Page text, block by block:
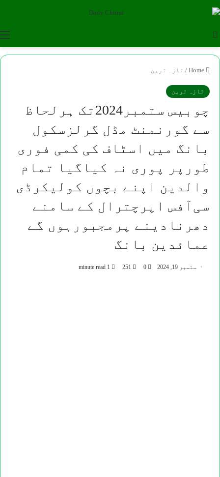
/ تازہ ترین
تازہ ترین
چوبیس ستمبر2024تک ہرلحاظ
سے گورنمنٹ مڈل گرلزسکول
بانگ میں اسٹاف کی کمی فوری
طورپر پوری نہ کیاگیا تمام
والدین اپنے بچوں کولیکرڈی
سی‌آفس اپرچترال کے سامنے
دھرنادینے پرمجبورہوں گے
عمائدین بانگ
ستمبر 19, 2024 0
251